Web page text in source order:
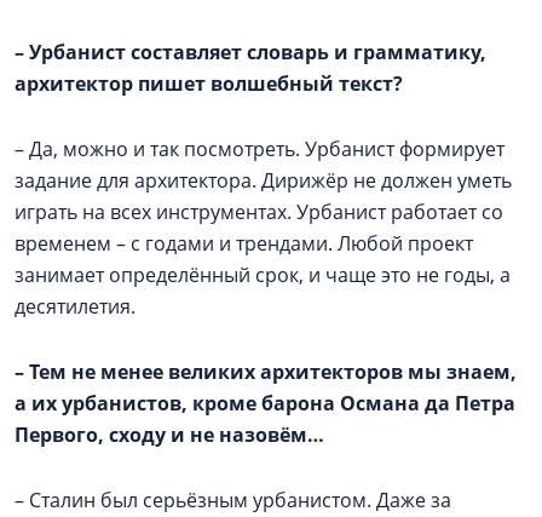
–Урбанист составляет словарь и грамматику,
архитектор пишет волшебный текст?
– Да, можно и так посмотреть. Урбанист формирует
задание для архитектора. Дирижёр не должен уметь
играть на всех инструментах. Урбанист работает со
временем – с годами и трендами. Любой проект
занимает определённый срок, и чаще это не годы, а
десятилетия.
–Тем не менее великих архитекторов мы знаем,
а их урбанистов, кроме барона Османа да Петра
Первого, сходу и не назовём…
– Сталин был серьёзным урбанистом. Даже за